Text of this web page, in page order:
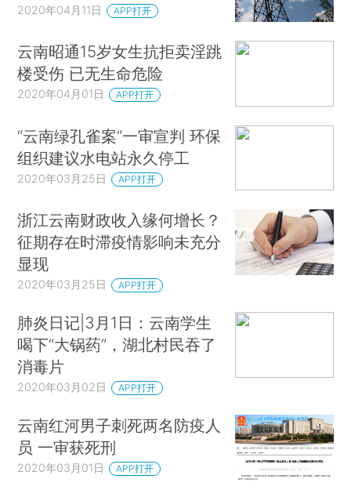
2020年04月11日 APP打开
云南昭通15岁女生抗拒卖淫跳
楼受伤 已无生命危险
2020年04月01日 APP打开
“云南绿孔雀案”一审宣判 环保
组织建议水电站永久停工
2020年03月25日 APP打开
浙江云南财政收入缘何增长？
征期存在时滞疫情影响未充分
显现
2020年03月25日 APP打开
肺炎日记|3月1日：云南学生
喝下“大锅药”，湖北村民吞了
消毒片
2020年03月02日 APP打开
云南红河男子刺死两名防疫人
员 一审获死刑
2020年03月01日 APP打开